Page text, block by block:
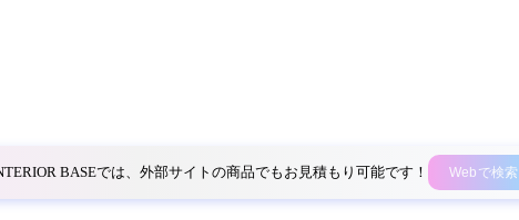
BASEでは、外部サイトの商品でもお見積もり可能です！ Webで検索